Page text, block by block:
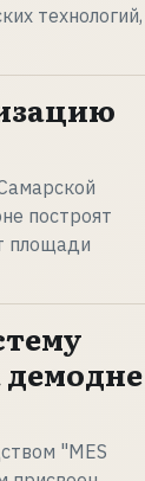
технологий,
построят
площади
"MES